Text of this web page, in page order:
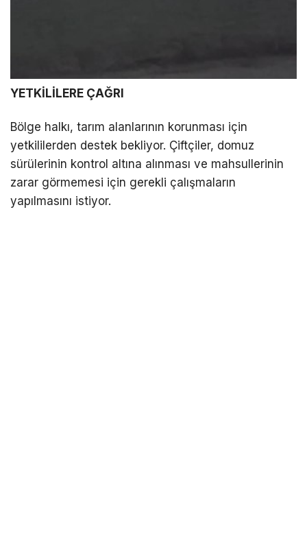
YETKİLİLERE ÇAĞRI
Bölge halkı, tarım alanlarının korunması için
yetkililerden destek bekliyor. Çiftçiler, domuz
sürülerinin kontrol altına alınması ve mahsullerinin
zarar görmemesi için gerekli çalışmaların
yapılmasını istiyor.